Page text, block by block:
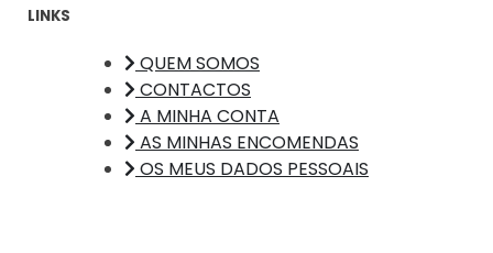
LINKS
QUEM SOMOS
CONTACTOS
A MINHA CONTA
AS MINHAS ENCOMENDAS
OS MEUS DADOS PESSOAIS